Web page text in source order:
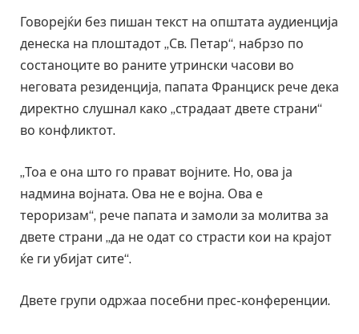
Говорејќи без пишан текст на општата аудиенција
денеска на плоштадот „Св. Петар“, набрзо по
состаноците во раните утрински часови во
неговата резиденција, папата Франциск рече дека
директно слушнал како „страдаат двете страни“
во конфликтот.
„Тоа е она што го прават војните. Но, ова ја
надмина војната. Ова не е војна. Ова е
тероризам“, рече папата и замоли за молитва за
двете страни „да не одат со страсти кои на крајот
ќе ги убијат сите“.
Двете групи одржаа посебни прес-конференции.